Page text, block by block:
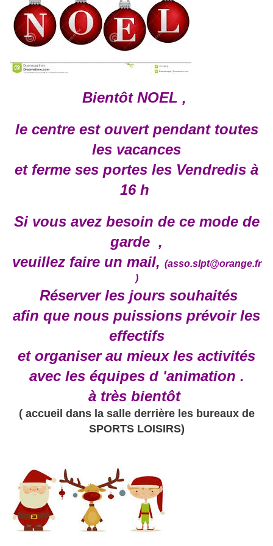
Bientôt NOEL ,
le centre est ouvert pendant toutes
les vacances
et ferme ses portes les Vendredis à
16 h
Si vous avez besoin de ce mode de
garde ,
veuillez faire un mail, (asso.slpt@orange.fr
)
Réserver les jours souhaités
afin que nous puissions prévoir les
effectifs
et organiser au mieux les activités
avec les équipes d 'animation .
à très bientôt
( accueil dans la salle derrière les bureaux de
SPORTS LOISIRS)